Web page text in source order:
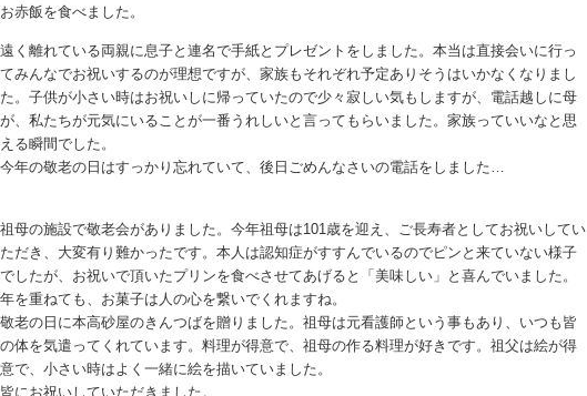
お赤飯を食べました。
遠く離れている両親に息子と連名で手紙とプレゼントをしました。本当は直接会いに行っ
てみんなでお祝いするのが理想ですが、家族もそれぞれ予定ありそうはいかなくなりまし
た。子供が小さい時はお祝いしに帰っていたので少々寂しい気もしますが、電話越しに母
が、私たちが元気にいることが一番うれしいと言ってもらいました。家族っていいなと思
える瞬間でした。
今年の敬老の日はすっかり忘れていて、後日ごめんなさいの電話をしました…
祖母の施設で敬老会がありました。今年祖母は101歳を迎え、ご長寿者としてお祝いしてい
ただき、大変有り難かったです。本人は認知症がすすんでいるのでピンと来ていない様子
でしたが、お祝いで頂いたプリンを食べさせてあげると「美味しい」と喜んでいました。
年を重ねても、お菓子は人の心を繋いでくれますね。
敬老の日に本高砂屋のきんつばを贈りました。祖母は元看護師という事もあり、いつも皆
の体を気遣ってくれています。料理が得意で、祖母の作る料理が好きです。祖父は絵が得
意で、小さい時はよく一緒に絵を描いていました。
皆にお祝いしていただきました。